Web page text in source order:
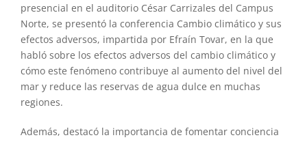
presencial en el auditorio César Carrizales del Campus
Norte, se presentó la conferencia Cambio climático y sus
efectos adversos, impartida por Efraín Tovar, en la que
habló sobre los efectos adversos del cambio climático y
cómo este fenómeno contribuye al aumento del nivel del
mar y reduce las reservas de agua dulce en muchas
regiones.
Además, destacó la importancia de fomentar conciencia